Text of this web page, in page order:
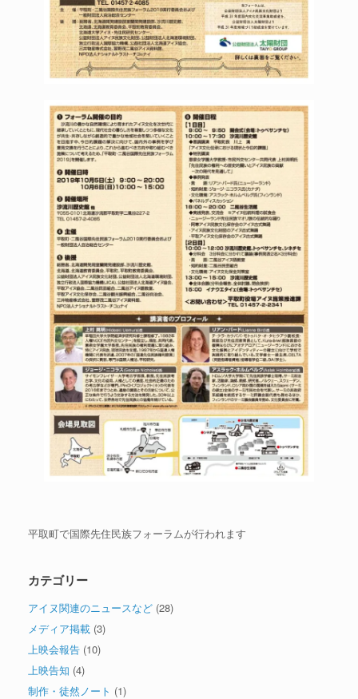
平取町で国際先住民族フォーラムが行われます
カテゴリー
アイヌ関連のニュースなど (28)
メディア掲載 (3)
上映会報告 (10)
上映告知 (4)
制作・徒然ノート (1)